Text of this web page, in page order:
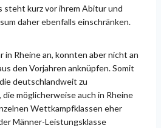
steht kurz vor ihrem Abitur und
daher ebenfalls einschränken.
in Rheine an, konnten aber nicht an
den Vorjahren anknüpfen. Somit
deutschlandweit zu
möglicherweise auch in Rheine
Wettkampfklassen eher
Männer-Leistungsklasse